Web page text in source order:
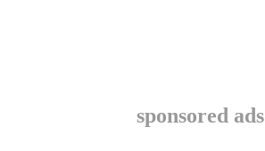
sponsored ads